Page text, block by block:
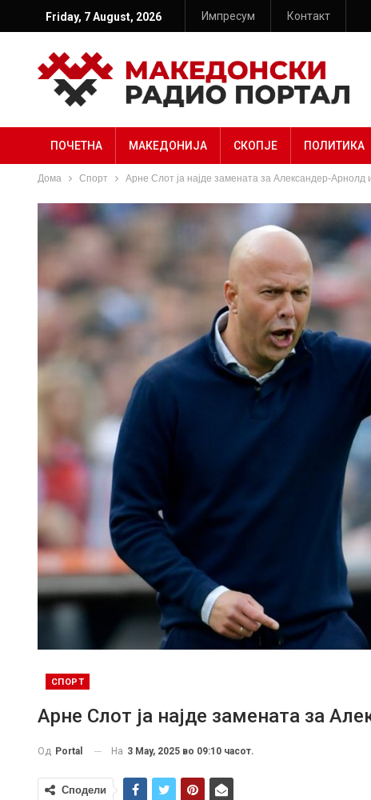
Friday, 7 August, 2026 Импресум Контакт
ПОЧЕТНА МАКЕДОНИЈА СКОПЈЕ ПОЛИТИКА
Дома Спорт Арне Слот ја најде замената за Александер-Арнолд
СПОРТ
Арне Слот ја најде замената за
Од Portal На 3 May, 2025 во 09:10 часот.
Сподели